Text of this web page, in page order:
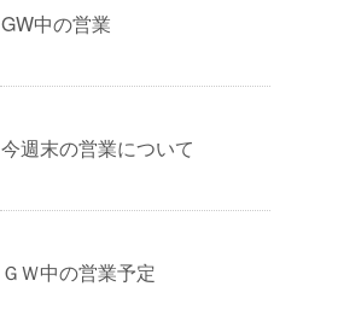
GW中の営業
今週末の営業について
ＧＷ中の営業予定